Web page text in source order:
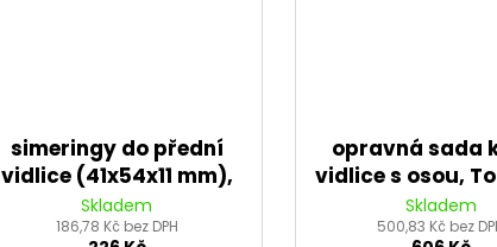
simeringy do přední
vidlice (41x54x11 mm),
Tourmax
Skladem
186,78 Kč bez DPH
opravná sada
vidlice s osou,
Skladem
500,83 Kč bez